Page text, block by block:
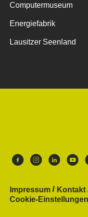
Computermuseum
Energiefabrik
Lausitzer Seenland
Impressum Kontakt
Cookie-